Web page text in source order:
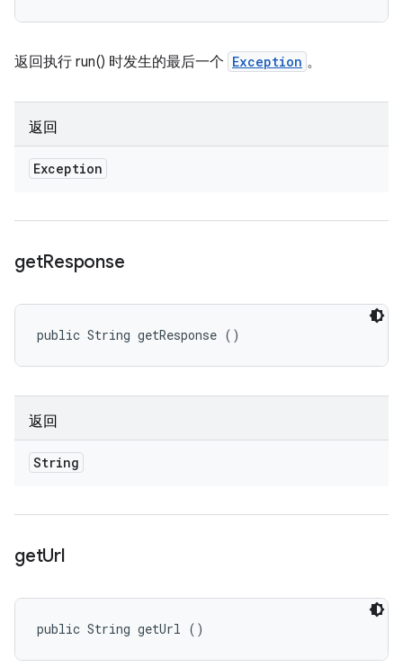
返回执行 run() 时发生的最后一个 Exception 。
返回
Exception
getResponse
public String getResponse ()
返回
String
getUrl
public String getUrl ()